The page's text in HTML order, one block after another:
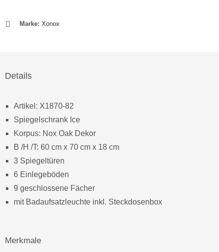
Marke: Xonox
Details
Artikel: X1870-82
Spiegelschrank Ice
Korpus: Nox Oak Dekor
B /H /T: 60 cm x 70 cm x 18 cm
3 Spiegeltüren
6 Einlegeböden
9 geschlossene Fächer
mit Badaufsatzleuchte inkl. Steckdosenbox
Merkmale